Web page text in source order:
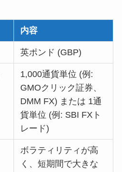
内容
英ポンド (GBP)
1,000通貨単位 (例:
GMOクリック証券、
DMM FX) または 1通
貨単位 (例: SBI FXト
レード)
ボラティリティが高
く、短期間で大きな